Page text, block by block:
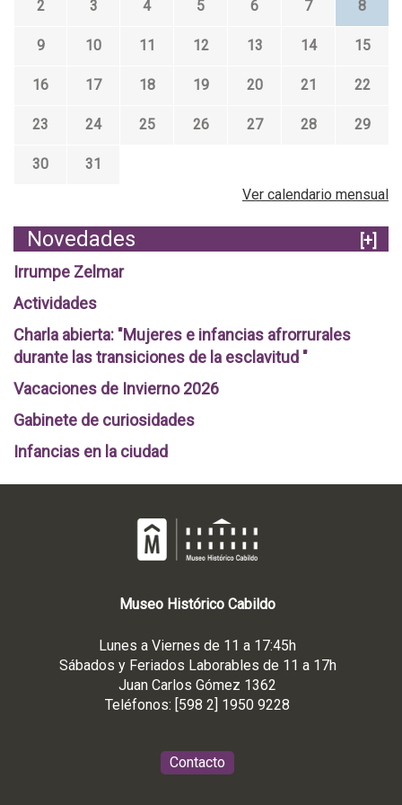
2 3 4 5 6 7 8
9 10 11 12 13 14 15
16 17 18 19 20 21 22
23 24 25 26 27 28 29
30
31
Ver calendario mensual
Novedades
[+]
Irrumpe Zelmar
Actividades
Charla abierta: "Mujeres e infancias afrorrurales
durante las transiciones de la esclavitud "
Vacaciones de Invierno 2026
Gabinete de curiosidades
Infancias en la ciudad
Museo Histórico Cabildo
Lunes a Viernes de 11 a 17:45h
Sábados y Feriados Laborables de 11 a 17h
Juan Carlos Gómez 1362
Teléfonos: [598 2] 1950 9228
Contacto